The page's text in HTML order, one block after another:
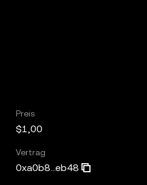
Ventures, Curiosity
Preis
$1,00
Vertrag
0xa0b8...eb48